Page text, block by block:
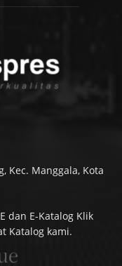
Kec. Manggala, Kota
dan E-Katalog Klik
Katalog kami.